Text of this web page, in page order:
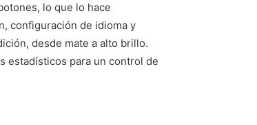
lo que lo hace
configuración de idioma y
desde mate a alto brillo.
estadísticos para un control de